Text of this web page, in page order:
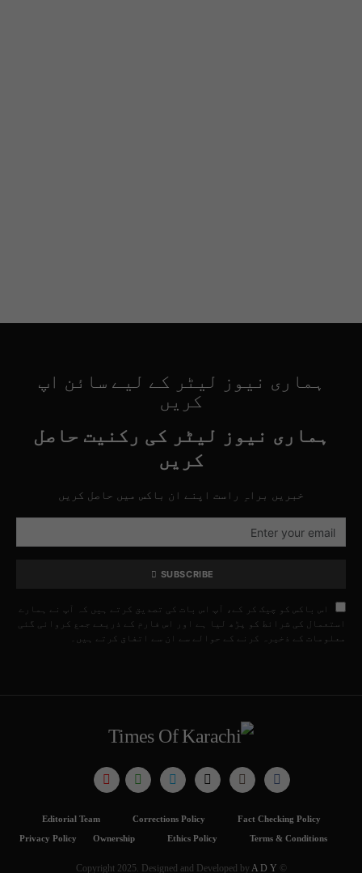
ہماری نیوز لیٹر کے لیے سائن اپ
کریں
ہماری نیوز لیٹر کی رکنیت حاصل
کریں
خبریں براہِ راست اپنے ان باکس میں حاصل کریں
SUBSCRIBE
اس باکس کو چیک کر کے، آپ اس بات کی تصدیق کرتے ہیں کہ آپ نے ہمارے
استعمال کی شرائط کو پڑھ لیا ہے اور اس فارم کے ذریعے جمع کروائی گئی
معلومات کے ذخیرہ کرنے کے حوالے سے ان سے اتفاق کرتے ہیں۔
Fact Checking Policy
Corrections Policy
Editorial Team
Terms & Conditions
Ethics Policy
Ownership
Privacy Policy
© Copyright 2025. Designed and Developed by
A D Y